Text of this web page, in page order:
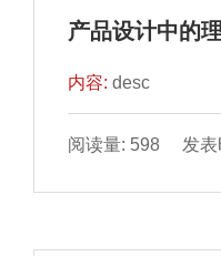
产品设计中的
内容:desc
阅读量: 598 发表